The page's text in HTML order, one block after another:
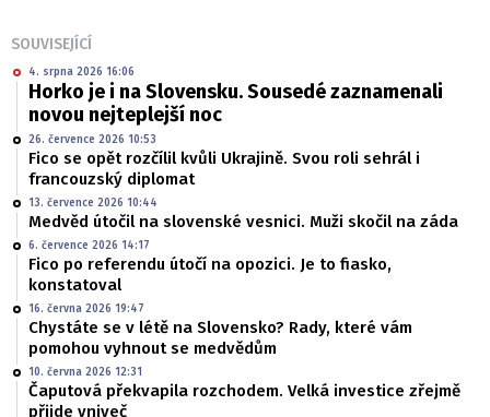
SOUVISEJÍCÍ
4. srpna 2026 16:06
Horko je i na Slovensku. Sousedé zaznamenali
novou nejteplejší noc
26. července 2026 10:53
Fico se opět rozčílil kvůli Ukrajině. Svou roli sehrál i
francouzský diplomat
13. července 2026 10:44
Medvěd útočil na slovenské vesnici. Muži skočil na záda
6. července 2026 14:17
Fico po referendu útočí na opozici. Je to fiasko,
konstatoval
16. června 2026 19:47
Chystáte se v létě na Slovensko? Rady, které vám
pomohou vyhnout se medvědům
10. června 2026 12:31
Čaputová překvapila rozchodem. Velká investice zřejmě
přijde vniveč